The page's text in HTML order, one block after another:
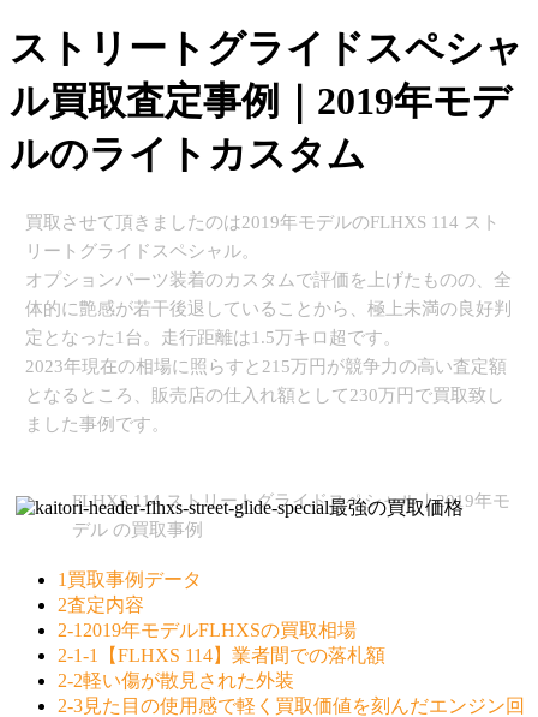
ストリートグライドスペシャ
ル買取査定事例｜2019年モデ
ルのライトカスタム
買取させて頂きましたのは2019年モデルのFLHXS 114 スト
リートグライドスペシャル。
オプションパーツ装着のカスタムで評価を上げたものの、全
体的に艶感が若干後退していることから、極上未満の良好判
定となった1台。走行距離は1.5万キロ超です。
2023年現在の相場に照らすと215万円が競争力の高い査定額
となるところ、販売店の仕入れ額として230万円で買取致し
ました事例です。
FLHXS 114 ストリートグライドスペシャル｜2019年モ
デル の買取事例
1 買取事例データ
2査定内容
2-1 2019年モデルFLHXSの買取相場
2-1-1
【FLHXS 114】業者間での落札額
2-2軽い傷が散見された外装
2-3見た目の使用感で軽く買取価値を刻んだエンジン回